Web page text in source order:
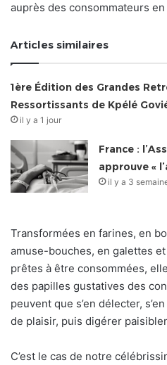
auprès des consommateurs
Articles similaires
1ère Édition des Grandes
Ressortissants de Kpélé
il y a 1 jour
France :
approuve «
il y a 3
Transformées en farines, en
amuse-bouches, en galettes
prêtes à être consommées,
des papilles gustatives des
peuvent que s’en délecter,
de plaisir, puis digérer
C’est le cas de notre